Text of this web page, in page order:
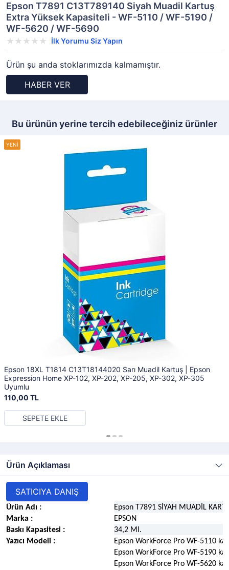
Epson T7891 C13T789140 Siyah Muadil Kartuş
Extra Yüksek Kapasiteli - WF-5110 / WF-5190 /
WF-5620 / WF-5690
İlk Yorumu Siz Yapın
Ürün şu anda stoklarımızda kalmamıştır.
HABER VER
Bu ürünün yerine tercih edebileceğiniz ürünler
Epson 18XL T1814 C13T18144020 Sarı Muadil Kartuş | Epson
Expression Home XP-102, XP-202, XP-205, XP-302, XP-305
Uyumlu
110,00 TL
SEPETE EKLE
Ürün Açıklaması
SATICIYA DANIŞ
Ürün Adı :
Epson T7891 SİYAH MUADİL
Marka :
EPSON
Baskı Kapasitesi :
34,2 Ml.
Yazıcı Modeli :
Epson WorkForce Pro WF-5110
Epson WorkForce Pro WF-5190
Epson WorkForce Pro WF-5620